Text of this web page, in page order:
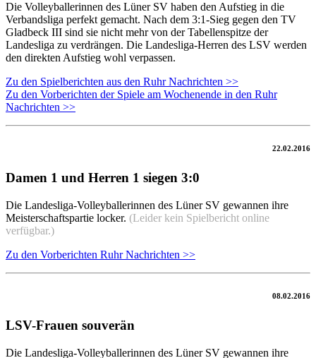
Die Volleyballerinnen des Lüner SV haben den Aufstieg in die
Verbandsliga perfekt gemacht. Nach dem 3:1-Sieg gegen den TV
Gladbeck III sind sie nicht mehr von der Tabellenspitze der
Landesliga zu verdrängen. Die Landesliga-Herren des LSV werden
den direkten Aufstieg wohl verpassen.
Zu den Spielberichten aus den Ruhr Nachrichten >>
Zu den Vorberichten der Spiele am Wochenende in den Ruhr
Nachrichten >>
22.02.2016
Damen 1 und Herren 1 siegen 3:0
Die Landesliga-Volleyballerinnen des Lüner SV gewannen ihre
Meisterschaftspartie locker. (Leider kein Spielbericht online
verfügbar.)
Zu den Vorberichten Ruhr Nachrichten >>
08.02.2016
LSV-Frauen souverän
Die Landesliga-Volleyballerinnen des Lüner SV gewannen ihre